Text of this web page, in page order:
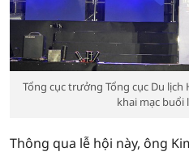
Tổng cục trưởng Tổng cục Du lịch
khai mạc buổi
Thông qua lễ hội này, ông